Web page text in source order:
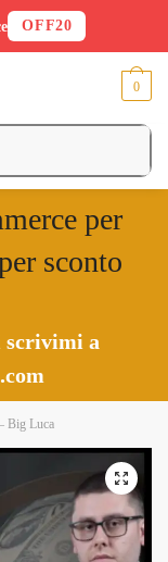
0
per
sconto
scrivimi a
Big Luca
OFF20